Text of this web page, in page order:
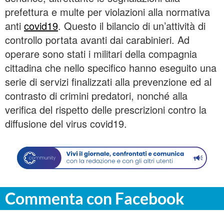
prefettura e multe per violazioni alla normativa
anti covid19. Questo il bilancio di un’attività di
controllo portata avanti dai carabinieri. Ad
operare sono stati i militari della compagnia
cittadina che nello specifico hanno eseguito una
serie di servizi finalizzati alla prevenzione ed al
contrasto di crimini predatori, nonché alla
verifica del rispetto delle prescrizioni contro la
diffusione del virus covid19.
Commenta con Facebook